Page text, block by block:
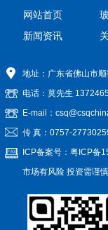
网站首页
新闻资讯
地址：广东省佛山市
电话：莫先生
E-mail：
传 真：0757-
ICP备案号： 粤ICP备
市场有风险 投资需谨慎